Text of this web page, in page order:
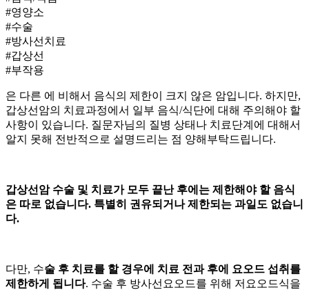
#영양소
#수술
#방사선치료
#갑상선
#부작용
은 다른 에 비해서 음식의 제한이 크지 않은 암입니다. 하지만,
갑상선암의 치료과정에서 일부 음식/식단에 대해 주의해야 할
사항이 있습니다. 질문자님의 질병 상태나 치료단계에 대해서
알지 못해 전반적으로 설명드리는 점 양해부탁드립니다.
갑상선암 수술 및 치료가 모두 끝난 후에는 제한해야 할 음식
은 따로 없습니다. 특별히 권유되거나 제한되는 과일도 없습니
다.
다만, 수술 후 치료를 할 경우에 치료 전과 후에 요오드 섭취를
제한하게 됩니다. 수술 후 방사선요오드를 위해 저요오드식을